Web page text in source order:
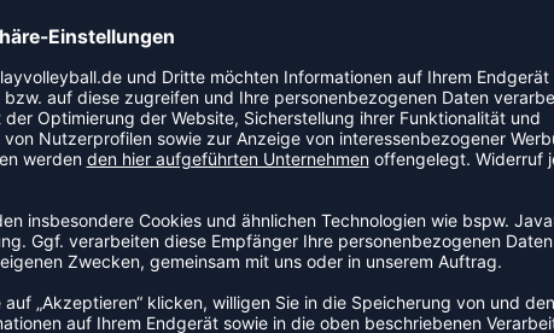
27 LANGARMSHIRT
39,99 € |25,99 €
EMOTION 27 LANGARMSHIRT
UVP 39,99 € |